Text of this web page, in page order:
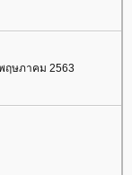
ฤษภาคม 2563